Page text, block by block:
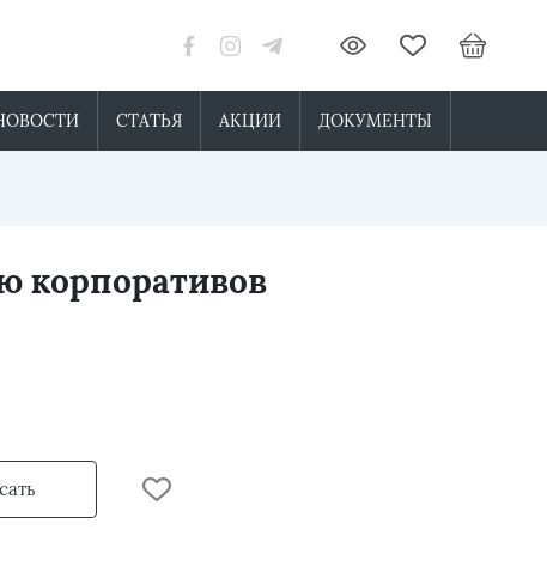
СТАТЬЯ АКЦИИ ДОКУМЕНТЫ
корпоративов